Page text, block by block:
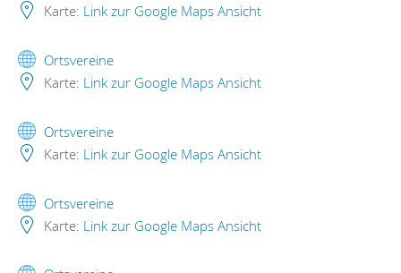
Karte: Link zur Google Maps Ansicht
Ortsvereine
Karte: Link zur Google Maps Ansicht
Ortsvereine
Karte: Link zur Google Maps Ansicht
Ortsvereine
Karte: Link zur Google Maps Ansicht